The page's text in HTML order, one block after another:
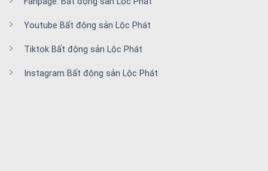
Youtube Bất động sản Lộc Phát
Tiktok Bất động sản Lộc Phát
Instagram Bất động sản Lộc Phát